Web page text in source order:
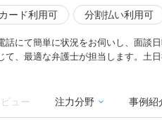
カード利用可 分割払い利用可
話にて簡単に状況をお伺いし、面談
て、最適な弁護士が担当します。土
ュー 注力分野 事例紹